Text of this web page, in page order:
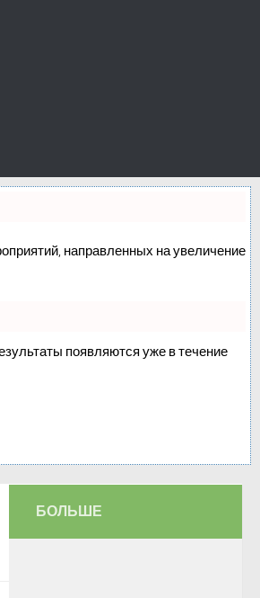
направленных на увеличение
появляются уже в течение
БОЛЬШЕ